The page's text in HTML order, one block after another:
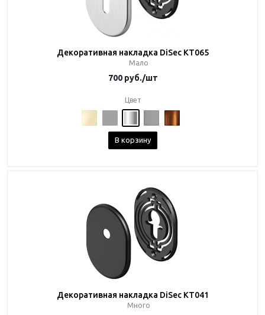
Декоративная накладка DiSec KT065
Мало
700руб./шт
Цвет
В корзину
Декоративная накладка DiSec KT041
Много